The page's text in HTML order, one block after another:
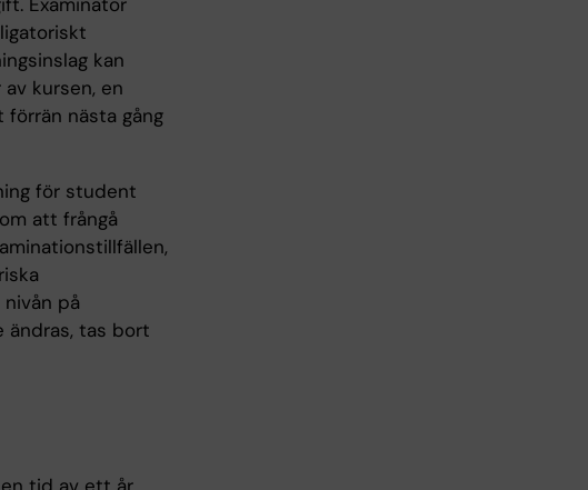
kan
kursen, en
nästa gång
för student
att frångå
på
ändras, tas bort